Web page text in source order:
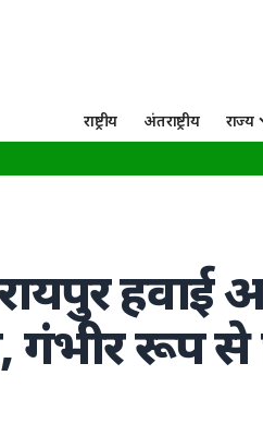
राष्ट्रीय अंतराष्ट्रीय राज्य
हवाई
गंभीर रूप